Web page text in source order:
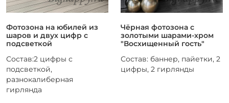
Фотозона на юбилей из
шаров и двух цифр с
подсветкой
Состав:2 цифры с
подсветкой,
разнокалиберная
гирлянда
Чёрная фотозона с
золотыми шарами-хром
"Восхищенный гость"
Состав: баннер, пайетки, 2
цифры, 2 гирлянды